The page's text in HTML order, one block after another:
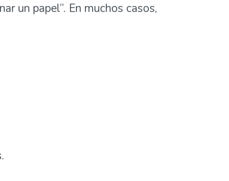
un papel”. En muchos casos,